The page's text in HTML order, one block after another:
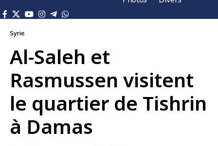
Syrie
Al-Saleh et
Rasmussen visitent
le quartier de Tishrin
à Damas